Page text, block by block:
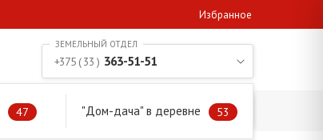
Избранное
47 "Дом-дача" в деревне 53
+375 ( 33 ) 363-51-51